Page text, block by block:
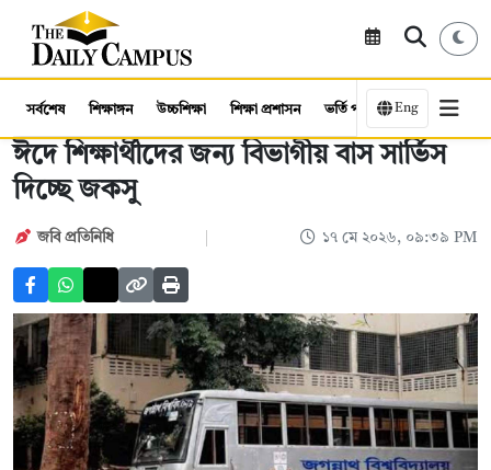
সর্বশেষ শিক্ষাঙ্গন উচ্চশিক্ষা শিক্ষা প্রশাসন ভর্তি পরীক্ষা কর্মসংস্থান
Eng
ঈদে শিক্ষার্থীদের জন্য বিভাগীয় বাস সার্ভিস
দিচ্ছে জকসু
জবি প্রতিনিধি ১৭ মে ২০২৬, ০৯:৩৯ PM